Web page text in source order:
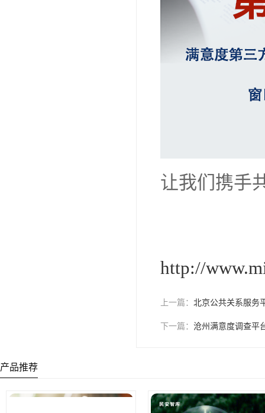
让我们携手
http://
上一篇： 北京公共关系服务
下一篇： 沧州满意度调查平
产品推荐